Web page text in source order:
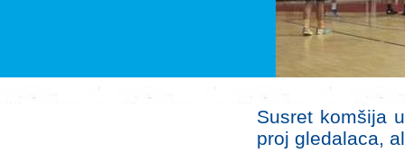
Susret komšija
proj gledalaca,